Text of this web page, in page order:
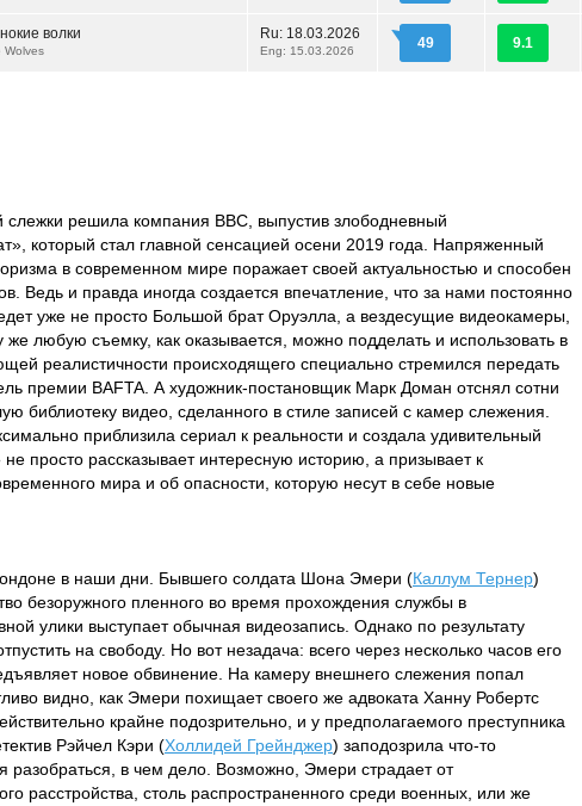
волки
Wolves
Ru: 18.03.2026
Eng: 15.03.2026 49 9.1
слежки решила компания BBC, выпустив злободневный
который стал главной сенсацией осени 2019 года. Напряженный
в современном мире поражает своей актуальностью и способен
Ведь и правда иногда создается впечатление, что за нами постоянно
уже не просто Большой брат Оруэлла, а вездесущие видеокамеры,
же любую съемку, как оказывается, можно подделать и использовать в
реалистичности происходящего специально стремился передать
премии BAFTA. А художник-постановщик Марк Доман отснял сотни
библиотеку видео, сделанного в стиле записей с камер слежения.
приблизила сериал к реальности и создала удивительный
просто рассказывает интересную историю, а призывает к
мира и об опасности, которую несут в себе новые
в наши дни. Бывшего солдата Шона Эмери (Каллум Тернер)
безоружного пленного во время прохождения службы в
улики выступает обычная видеозапись. Однако по результату
на свободу. Но вот незадача: всего через несколько часов его
новое обвинение. На камеру внешнего слежения попал
видно, как Эмери похищает своего же адвоката Ханну Робертс
крайне подозрительно, и у предполагаемого преступника
Рэйчел Кэри (Холлидей Грейнджер) заподозрила что-то
разобраться, в чем дело. Возможно, Эмери страдает от
расстройства, столь распространенного среди военных, или же